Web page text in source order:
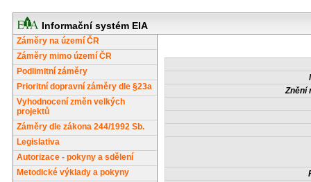
Informační systém EIA
Záměry na území ČR
Záměry mimo území ČR
Podlimitní záměry
Prioritní dopravní záměry dle §23a
Vyhodnocení změn velkých
projektů
Záměry dle zákona 244/1992 Sb.
Legislativa
Autorizace - pokyny a sdělení
Metodické výklady a pokyny
Znění